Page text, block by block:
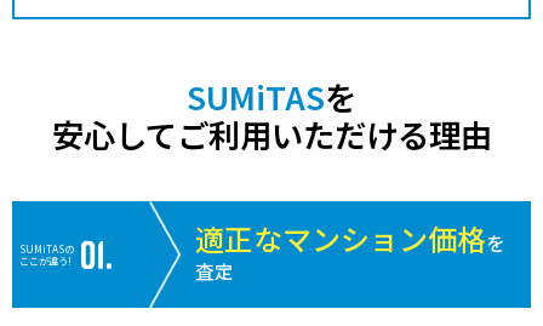
SUMiTASを
安心してご利用いただける理由
SUMiTASの
ここが違う!
適正なマンション価格を
査定